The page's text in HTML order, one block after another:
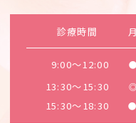
診療時間 月
9:00～12:00 ●
13:30～15:30 ◎
15:30～18:30 ●